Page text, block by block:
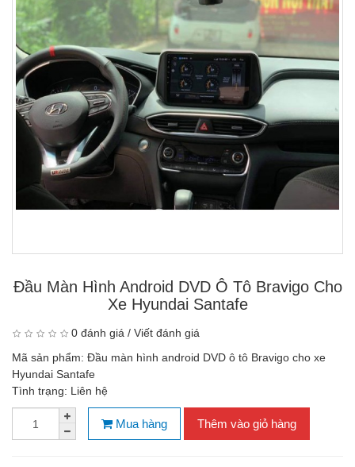
Đầu Màn Hình Android DVD Ô Tô Bravigo Cho
Xe Hyundai Santafe
0 đánh giá / Viết đánh giá
Mã sản phẩm: Đầu màn hình android DVD ô tô Bravigo cho xe
Hyundai Santafe
Tình trạng: Liên hệ
Mua hàng Thêm vào giỏ hàng